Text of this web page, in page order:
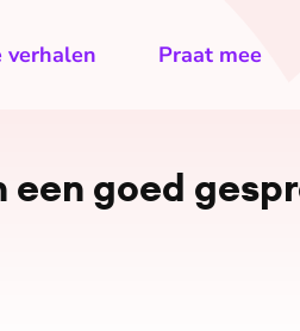
verhalen Praat mee
een goed